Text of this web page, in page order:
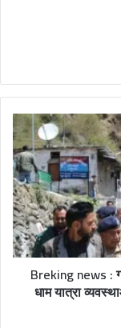
Breking news :
धाम यात्रा